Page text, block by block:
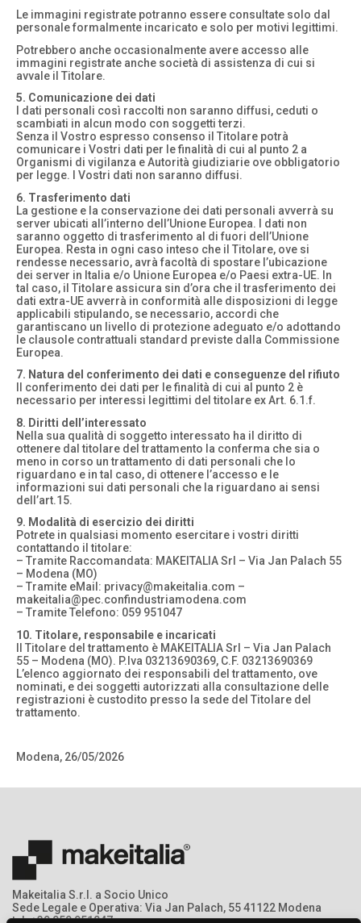
Le immagini registrate potranno essere consultate solo dal
personale formalmente incaricato e solo per motivi legittimi.
Potrebbero anche occasionalmente avere accesso alle
immagini registrate anche società di assistenza di cui si
avvale il Titolare.
5. Comunicazione dei dati
I dati personali così raccolti non saranno diffusi, ceduti o
scambiati in alcun modo con soggetti terzi.
Senza il Vostro espresso consenso il Titolare potrà
comunicare i Vostri dati per le finalità di cui al punto 2 a
Organismi di vigilanza e Autorità giudiziarie ove obbligatorio
per legge. I Vostri dati non saranno diffusi.
6. Trasferimento dati
La gestione e la conservazione dei dati personali avverrà su
server ubicati all’interno dell’Unione Europea. I dati non
saranno oggetto di trasferimento al di fuori dell’Unione
Europea. Resta in ogni caso inteso che il Titolare, ove si
rendesse necessario, avrà facoltà di spostare l’ubicazione
dei server in Italia e/o Unione Europea e/o Paesi extra-UE. In
tal caso, il Titolare assicura sin d’ora che il trasferimento dei
dati extra-UE avverrà in conformità alle disposizioni di legge
applicabili stipulando, se necessario, accordi che
garantiscano un livello di protezione adeguato e/o adottando
le clausole contrattuali standard previste dalla Commissione
Europea.
7. Natura del conferimento dei dati e conseguenze del rifiuto
Il conferimento dei dati per le finalità di cui al punto 2 è
necessario per interessi legittimi del titolare ex Art. 6.1.f.
8. Diritti dell’interessato
Nella sua qualità di soggetto interessato ha il diritto di
ottenere dal titolare del trattamento la conferma che sia o
meno in corso un trattamento di dati personali che lo
riguardano e in tal caso, di ottenere l’accesso e le
informazioni sui dati personali che la riguardano ai sensi
dell’art.15.
9. Modalità di esercizio dei diritti
Potrete in qualsiasi momento esercitare i vostri diritti
contattando il titolare:
– Tramite Raccomandata: MAKEITALIA Srl – Via Jan Palach 55
– Modena (MO)
– Tramite eMail: privacy@makeitalia.com –
makeitalia@pec.confindustriamodena.com
– Tramite Telefono: 059 951047
10. Titolare, responsabile e incaricati
Il Titolare del trattamento è MAKEITALIA Srl – Via Jan Palach
55 – Modena (MO). P.Iva 03213690369, C.F. 03213690369
L’elenco aggiornato dei responsabili del trattamento, ove
nominati, e dei soggetti autorizzati alla consultazione delle
registrazioni è custodito presso la sede del Titolare del
trattamento.
Modena, 26/05/2026
Makeitalia S.r.l. a Socio Unico
Sede Legale e Operativa: Via Jan Palach, 55 41122 Modena
tel: +39 059 951047